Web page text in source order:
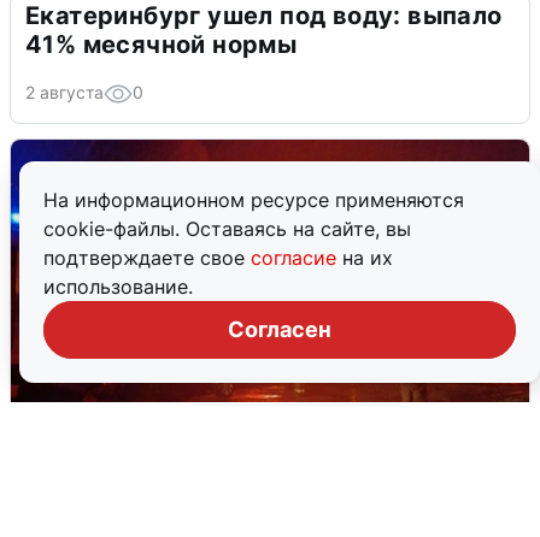
На информационном ресурсе применяются
cookie-файлы. Оставаясь на сайте, вы
подтверждаете свое согласие на их
использование.
Согласен
Екатеринбург ушел под воду: выпало
41% месячной нормы
2 августа 0